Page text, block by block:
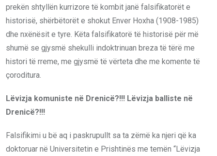
prekën shtyllën kurrizore të kombit janë falsifikatorët e
historisë, shërbëtorët e shokut Enver Hoxha (1908-1985)
dhe nxënësit e tyre. Këta falsifikatorë të historisë për më
shumë se gjysmë shekulli indoktrinuan breza të tërë me
histori të rreme, me gjysmë të vërteta dhe me komente të
çoroditura.
Lëvizja komuniste në Drenicë?!!! Lëvizja balliste në
Drenicë?!!!
Falsifikimi u bë aq i paskrupullt sa ta zëmë ka njeri që ka
doktoruar në Universitetin e Prishtinës me temën “Lëvizja